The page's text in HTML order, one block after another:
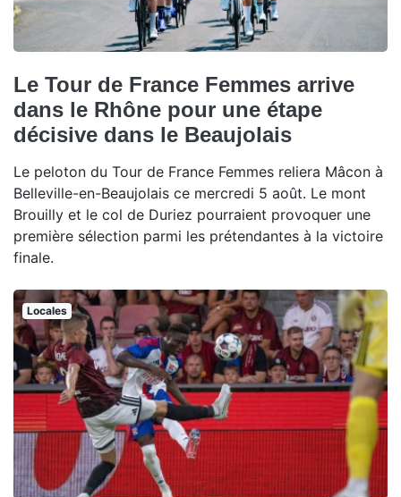
Le Tour de France Femmes arrive
dans le Rhône pour une étape
décisive dans le Beaujolais
Le peloton du Tour de France Femmes reliera Mâcon à
Belleville-en-Beaujolais ce mercredi 5 août. Le mont
Brouilly et le col de Duriez pourraient provoquer une
première sélection parmi les prétendantes à la victoire
finale.
Locales